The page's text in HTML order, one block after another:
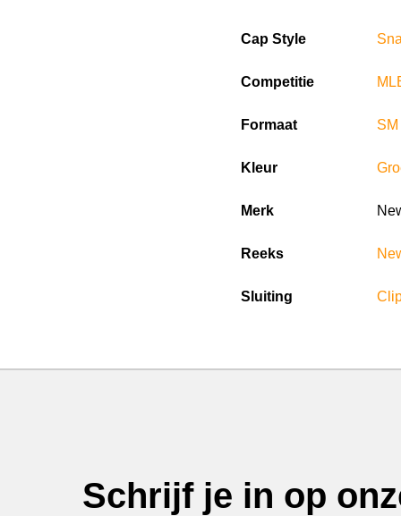
Cap Style
Competitie
Formaat
Kleur
Merk
Reeks
Sluiting
Schrijf je in op